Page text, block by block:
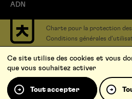
ADN
Charte pour la protection des
Conditions générales
Contact
Soumettre un projet
Proposer une série
Qui sommes-nous ?
Ce site utilise des cookies et vous
que vous souhaitez activer
Tout accepter